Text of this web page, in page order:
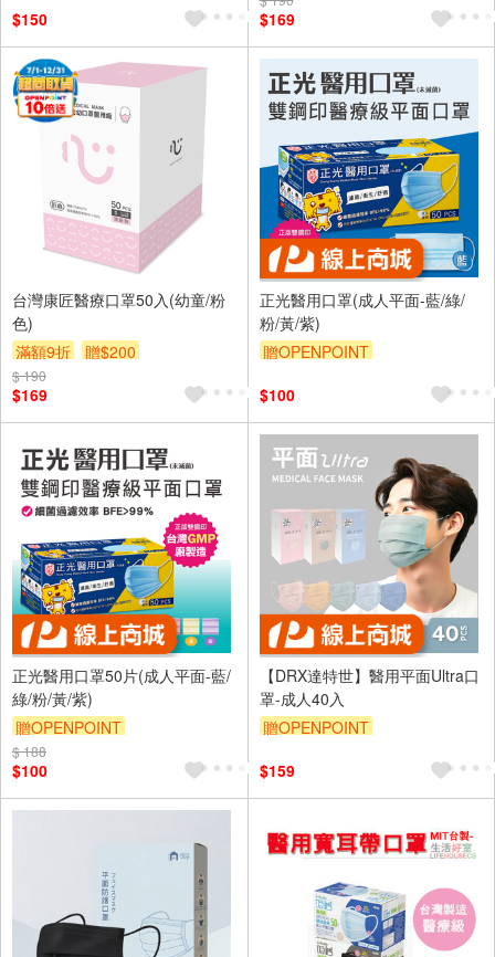
$150 $169
台灣康匠醫療口罩50入(幼童/粉
色)
滿額9折
贈$200
$ 190
$169
正光醫用口罩(成人平面-藍/綠/
粉/黃/紫)
贈OPENPOINT
$100
正光醫用口罩50片(成人平面-藍/
綠/粉/黃/紫)
贈OPENPOINT
訂單滿699享9折
$ 188
$100
【DRX達特世】醫用平面Ultra口
罩-成人40入
贈OPENPOINT
$159